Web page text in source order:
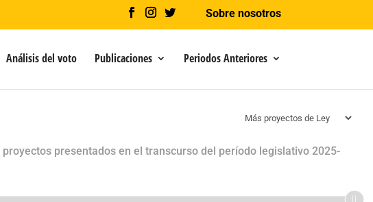
Sobre nosotros
Análisis del voto Publicaciones Periodos Anteriores
proyectos presentados en el transcurso del período legislativo 2025-